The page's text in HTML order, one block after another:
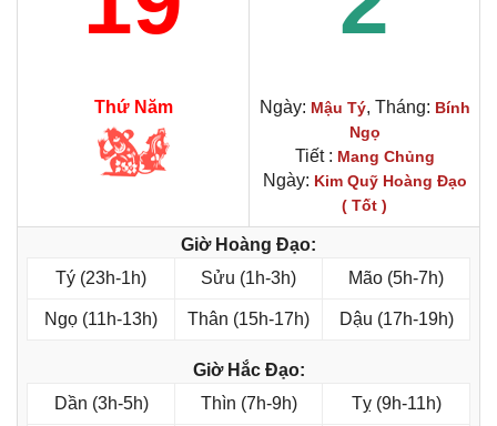
Thứ Năm Ngày: Mậu Tý, Tháng: Bính
Ngọ
Tiết : Mang Chủng
Ngày: Kim Quỹ Hoàng Đạo
( Tốt )
Giờ Hoàng Đạo:
Tý (23h-1h)
Sửu (1h-3h) Mão (5h-7h)
Ngọ (11h-13h) Thân (15h-17h) Dậu (17h-19h)
Giờ Hắc Đạo:
Dần (3h-5h)
Thìn (7h-9h) Tỵ (9h-11h)